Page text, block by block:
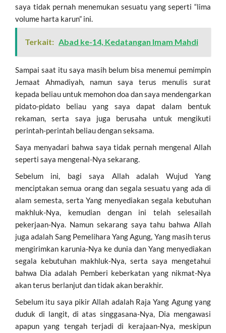
saya tidak pernah menemukan sesuatu yang seperti “lima
volume harta karun” ini.
Terkait: Abad ke-14, Kedatangan Imam Mahdi
Sampai saat itu saya masih belum bisa menemui pemimpin
Jemaat Ahmadiyah, namun saya terus menulis surat
kepada beliau untuk memohon doa dan saya mendengarkan
pidato-pidato beliau yang saya dapat dalam bentuk
rekaman, serta saya juga berusaha untuk mengikuti
perintah-perintah beliau dengan seksama.
Saya menyadari bahwa saya tidak pernah mengenal Allah
seperti saya mengenal-Nya sekarang.
Sebelum ini, bagi saya Allah adalah Wujud Yang
menciptakan semua orang dan segala sesuatu yang ada di
alam semesta, serta Yang menyediakan segala kebutuhan
makhluk-Nya, kemudian dengan ini telah selesailah
pekerjaan-Nya. Namun sekarang saya tahu bahwa Allah
juga adalah Sang Pemelihara Yang Agung, Yang masih terus
mengirimkan karunia-Nya ke dunia dan Yang menyediakan
segala kebutuhan makhluk-Nya, serta saya mengetahui
bahwa Dia adalah Pemberi keberkatan yang nikmat-Nya
akan terus berlanjut dan tidak akan berakhir.
Sebelum itu saya pikir Allah adalah Raja Yang Agung yang
duduk di langit, di atas singgasana-Nya, Dia mengawasi
apapun yang tengah terjadi di kerajaan-Nya, meskipun